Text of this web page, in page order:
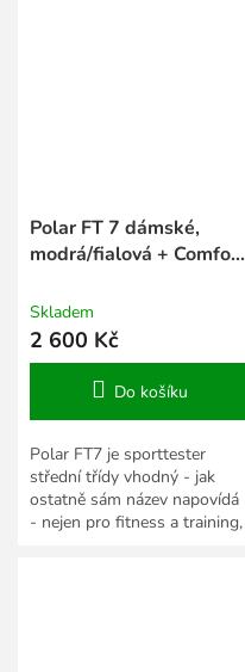
Polar FT 7 dámské,
modrá/fialová + Comfort
baterií
Skladem
2 600 Kč
Do košíku
Polar FT7 je sporttester
střední třídy vhodný - jak
ostatně sám název napovídá
- nejen pro fitness a training,